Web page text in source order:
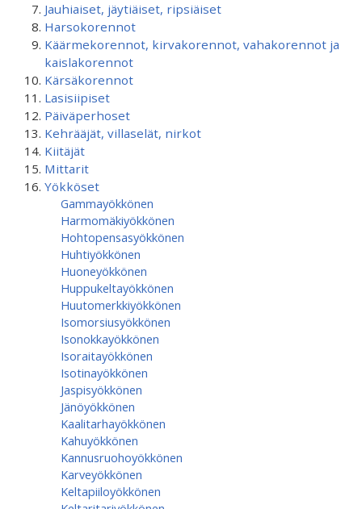
Jauhiaiset, jäytiäiset, ripsiäiset
Harsokorennot
Käärmekorennot, kirvakorennot, vahakorennot ja
kaislakorennot
Kärsäkorennot
Lasisiipiset
Päiväperhoset
Kehrääjät, villaselät, nirkot
Kiitäjät
Mittarit
Yökköset
Gammayökkönen
Harmomäkiyökkönen
Hohtopensasyökkönen
Huhtiyökkönen
Huoneyökkönen
Huppukeltayökkönen
Huutomerkkiyökkönen
Isomorsiusyökkönen
Isonokkayökkönen
Isoraitayökkönen
Isotinayökkönen
Jaspisyökkönen
Jänöyökkönen
Kaalitarhayökkönen
Kahuyökkönen
Kannusruohoyökkönen
Karveyökkönen
Keltapiiloyökkönen